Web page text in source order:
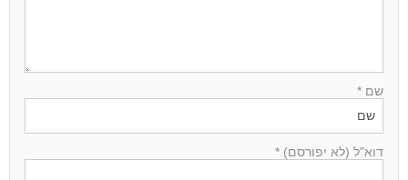
שם *
דוא"ל (לא יפורסם) *